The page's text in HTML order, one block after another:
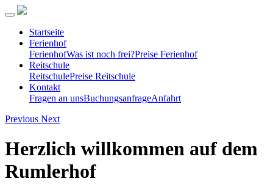
Startseite
Ferienhof
FerienhofWas ist noch frei?Preise Ferienhof
Reitschule
ReitschulePreise Reitschule
Kontakt
Fragen an unsBuchungsanfrageAnfahrt
Previous Next
Herzlich willkommen auf dem
Rumlerhof